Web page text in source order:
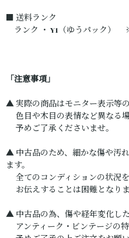
■ 送料ランク
ランク ・ Y1（ゆうパック）
「注意事項」
▲ 実際の商品はモニター表示等の
色目や木目の表情など異なる場
予めご了承くださいませ。
▲ 中古品のため、細かな傷や汚
ます。
全てのコンディションの状況
お伝えすることは困難となりま
▲ 中古品の為、傷や経年変化した
アンティーク・ビンテージの